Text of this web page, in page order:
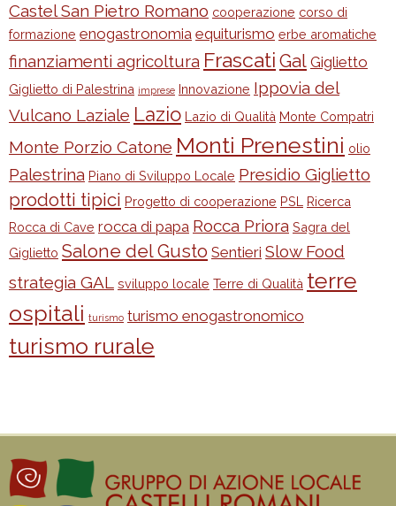
Castel San Pietro Romano cooperazione corso di
formazione enogastronomia equiturismo erbe aromatiche
finanziamenti agricoltura Frascati Gal Giglietto
Giglietto di Palestrina imprese Innovazione Ippovia del
Vulcano Laziale Lazio Lazio di Qualità Monte Compatri
Monte Porzio Catone Monti Prenestini olio
Palestrina Piano di Sviluppo Locale Presidio Giglietto
prodotti tipici Progetto di cooperazione PSL
Ricerca
Rocca di Cave rocca di papa Rocca Priora Sagra del
Giglietto Salone del Gusto Sentieri Slow Food
strategia GAL sviluppo locale Terre di Qualità terre
ospitali turismo turismo enogastronomico
turismo rurale